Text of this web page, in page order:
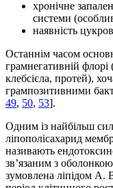
хронічне
системи
наявність
Останнім часом
грамнегативній
клебсієла, протей),
грампозитивними
49, 50, 53].
Одним із найбільш
ліпополісахарид
називають
зв’язаним з
зумовлена ліпідом А.